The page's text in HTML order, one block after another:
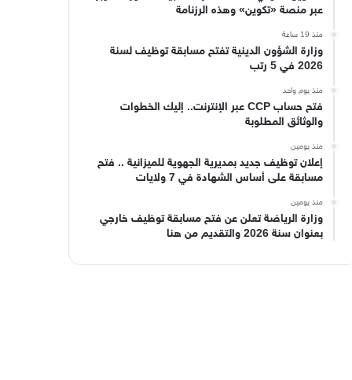
عبر منصة «تكوين» وهذه الرزنامة
منذ 19 ساعة
وزارة الشؤون الدينية تفتح مسابقة توظيف لسنة
2026 في 5 رتب
منذ يوم واحد
فتح حساب CCP عبر الإنترنت.. إليك الخطوات
والوثائق المطلوبة
منذ يومين
إعلان توظيف جديد بمديرية الجهوية للميزانية .. فتح
مسابقة على أساس الشهادة في 7 ولايات
منذ يومين
وزارة الرياضة تعلن عن فتح مسابقة توظيف خارجي
بعنوان سنة 2026 والتقديم من هنا